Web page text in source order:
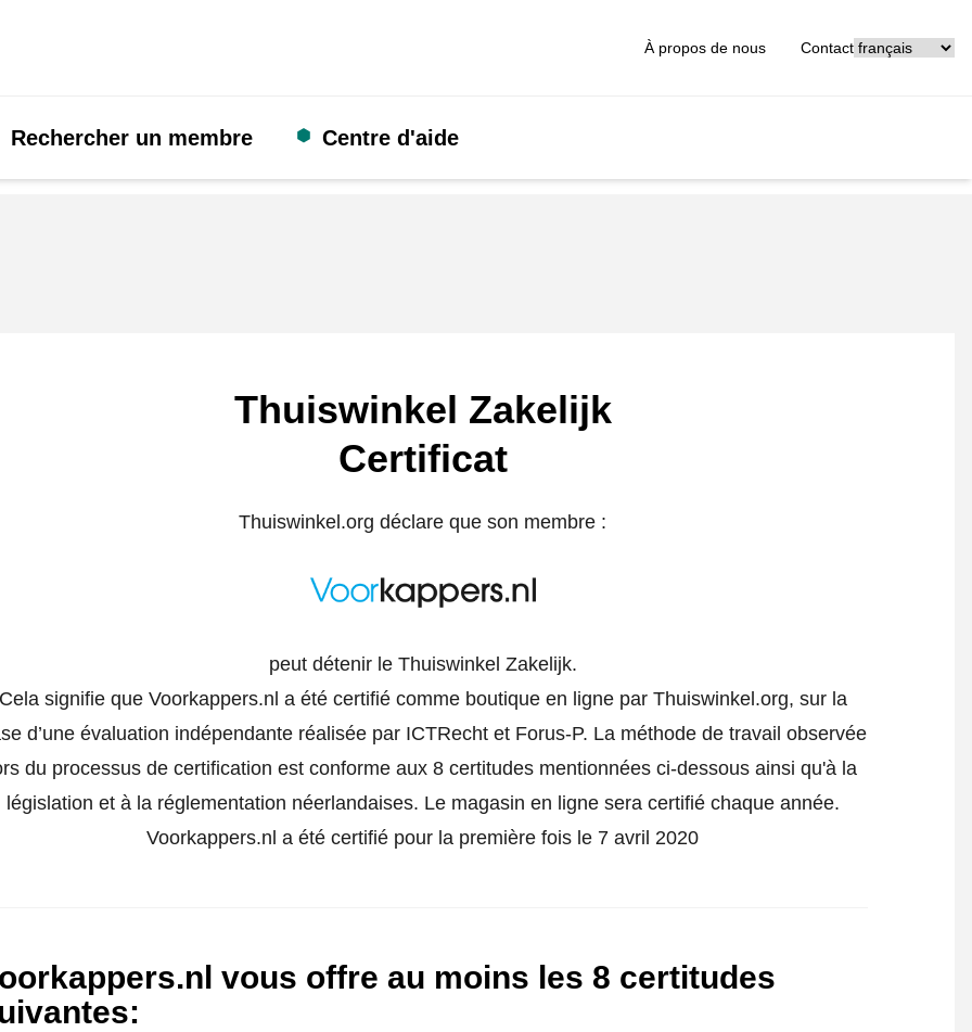
À propos de nous Contact
Rechercher un membre Centre d'aide
Thuiswinkel Zakelijk
Certificat
Thuiswinkel.org déclare que son membre :
peut détenir le Thuiswinkel Zakelijk.
signifie que Voorkappers.nl a été certifié comme boutique en ligne par Thuiswinkel.org, sur la
d’une évaluation indépendante réalisée par ICTRecht et Forus-P. La méthode de travail observée
du processus de certification est conforme aux 8 certitudes mentionnées ci-dessous ainsi qu'à la
législation et à la réglementation néerlandaises. Le magasin en ligne sera certifié chaque année.
Voorkappers.nl a été certifié pour la première fois le 7 avril 2020
vous offre au moins les 8 certitudes
: